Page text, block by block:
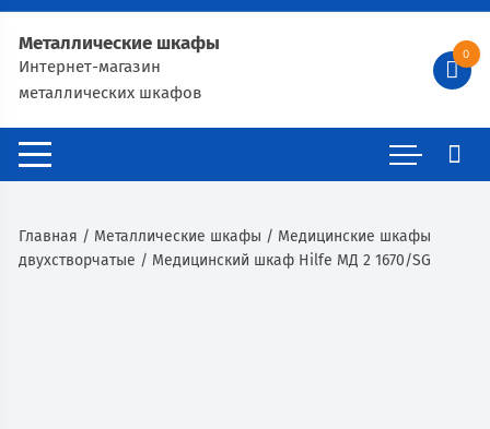
Металлические шкафы
Интернет-магазин
металлических шкафов
0
Главная / Металлические шкафы / Медицинские шкафы
двухстворчатые / Медицинский шкаф Hilfe МД 2 1670/SG